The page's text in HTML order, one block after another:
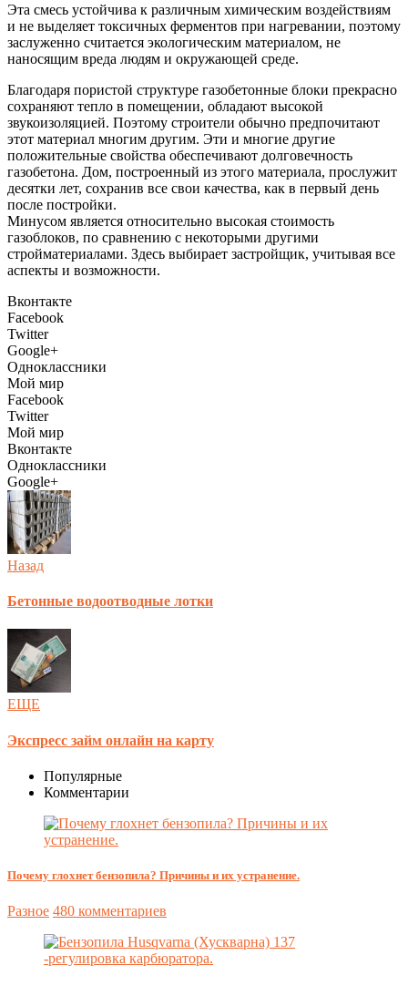
Эта смесь устойчива к различным химическим воздействиям
и не выделяет токсичных ферментов при нагревании, поэтому
заслуженно считается экологическим материалом, не
наносящим вреда людям и окружающей среде.
Благодаря пористой структуре газобетонные блоки прекрасно
сохраняют тепло в помещении, обладают высокой
звукоизоляцией. Поэтому строители обычно предпочитают
этот материал многим другим. Эти и многие другие
положительные свойства обеспечивают долговечность
газобетона. Дом, построенный из этого материала, прослужит
десятки лет, сохранив все свои качества, как в первый день
после постройки.
Минусом является относительно высокая стоимость
газоблоков, по сравнению с некоторыми другими
стройматериалами. Здесь выбирает застройщик, учитывая все
аспекты и возможности.
Вконтакте
Facebook
Twitter
Google+
Одноклассники
Мой мир
Facebook
Twitter
Мой мир
Вконтакте
Одноклассники
Google+
Назад
Бетонные водоотводные лотки
ЕЩЕ
Экспресс займ онлайн на карту
Популярные
Комментарии
Почему глохнет бензопила? Причины и их устранение.
Разное 480 комментариев